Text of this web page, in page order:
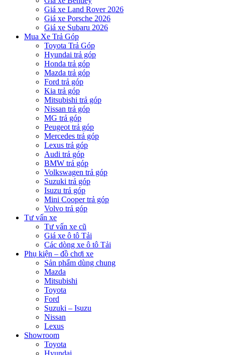
Giá xe Land Rover 2026
Giá xe Porsche 2026
Giá xe Subaru 2026
Mua Xe Trả Góp
Toyota Trả Góp
Hyundai trả góp
Honda trả góp
Mazda trả góp
Ford trả góp
Kia trả góp
Mitsubishi trả góp
Nissan trả góp
MG trả góp
Peugeot trả góp
Mercedes trả góp
Lexus trả góp
Audi trả góp
BMW trả góp
Volkswagen trả góp
Suzuki trả góp
Isuzu trả góp
Mini Cooper trả góp
Volvo trả góp
Tư vấn xe
Tư vấn xe cũ
Giá xe ô tô Tải
Các dòng xe ô tô Tải
Phụ kiện – đồ chơi xe
Sản phẩm dùng chung
Mazda
Mitsubishi
Toyota
Ford
Suzuki – Isuzu
Nissan
Lexus
Showroom
Toyota
Hyundai